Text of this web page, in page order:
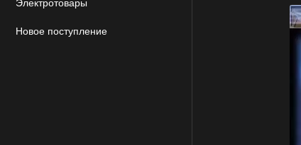
Электротовары
Новое поступление